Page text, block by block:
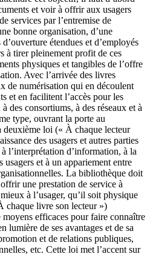
et voir à offrir aux usagers
services par l’entremise de
bonne organisation, d’une
étendues et d’employés
à tirer pleinement profit de ces
physiques et tangibles de l’offre
Avec l’arrivée des livres
de numérisation qui en découlent
et en facilitent l’accès pour les
des consortiums, à des réseaux et à
type, ouvrant la porte au
deuxième loi (« À chaque lecteur
des usagers et autres parties
l’interprétation d’information, à la
usagers et à un appariement entre
La bibliothèque doit
une prestation de service à
à l’usager, qu’il soit physique
chaque livre son lecteur »)
efficaces pour faire connaître
lumière de ses avantages et de sa
et de relations publiques,
etc. Cette loi met l’accent sur